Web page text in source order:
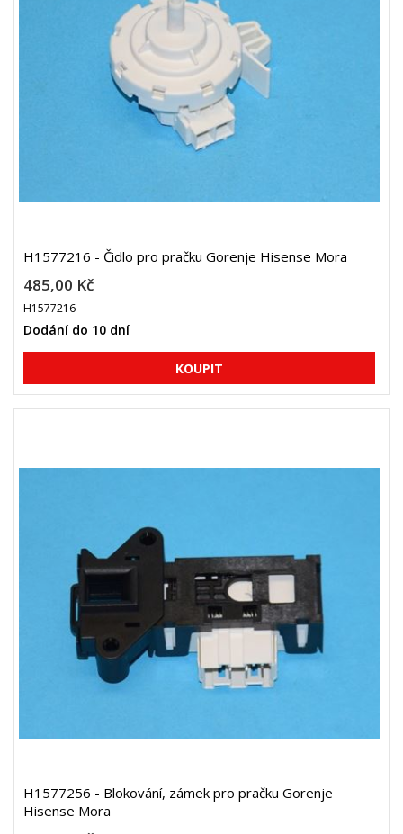
H1577216 - Čidlo pro pračku Gorenje Hisense Mora
485,00 Kč
H1577216
Dodání do 10 dní
H1577256 - Blokování, zámek pro pračku Gorenje
Hisense Mora